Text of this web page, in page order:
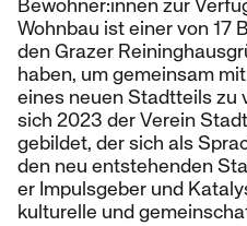
Bewohner:innen zur
Wohnbau ist einer von 17
den Grazer
haben, um gemeinsam
eines neuen Stadtteils zu
sich 2023 der Verein
gebildet, der sich als
den neu entstehenden
er Impulsgeber und
kulturelle und